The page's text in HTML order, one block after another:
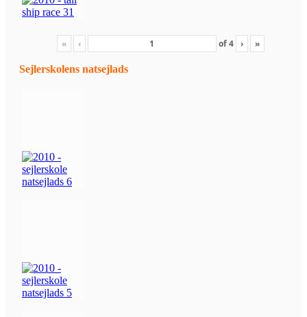
« ‹ of4 › »
Sejlerskolens natsejlads